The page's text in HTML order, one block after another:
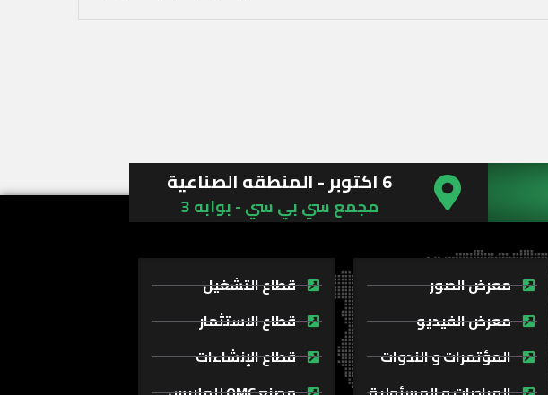
6 اكتوبر - المنطقه الصناعية
مجمع سي بي سي - بوابه 3
معرض الصور
معرض الفيديو
المؤتمرات و الندوات
قطاع التشغيل
قطاع الاستثمار
قطاع الإنشاءات